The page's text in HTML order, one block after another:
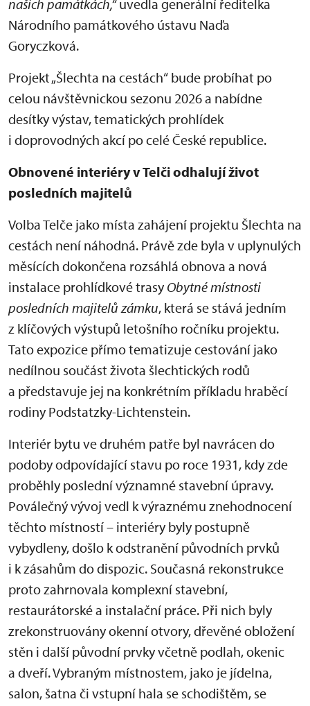
našich památkách,“uvedla generální ředitelka
Národního památkového ústavu Naďa
Goryczková.
Projekt „Šlechta na cestách“ bude probíhat po
celou návštěvnickou sezonu 2026 a nabídne
desítky výstav, tematických prohlídek
i doprovodných akcí po celé České republice.
Obnovené interiéry v Telči odhalují život
posledních majitelů
Volba Telče jako místa zahájení projektu Šlechta na
cestách není náhodná. Právě zde byla v uplynulých
měsících dokončena rozsáhlá obnova a nová
instalace prohlídkové trasy Obytné místnosti
posledních majitelů zámku, která se stává jedním
z klíčových výstupů letošního ročníku projektu.
Tato expozice přímo tematizuje cestování jako
nedílnou součást života šlechtických rodů
a představuje jej na konkrétním příkladu hraběcí
rodiny Podstatzky-Lichtenstein.
Interiér bytu ve druhém patře byl navrácen do
podoby odpovídající stavu po roce 1931, kdy zde
proběhly poslední významné stavební úpravy.
Poválečný vývoj vedl k výraznému znehodnocení
těchto místností – interiéry byly postupně
vybydleny, došlo k odstranění původních prvků
i k zásahům do dispozic. Současná rekonstrukce
proto zahrnovala komplexní stavební,
restaurátorské a instalační práce. Při nich byly
zrekonstruovány okenní otvory, dřevěné obložení
stěn i další původní prvky včetně podlah, okenic
a dveří. Vybraným místnostem, jako je jídelna,
salon, šatna či vstupní hala se schodištěm, se